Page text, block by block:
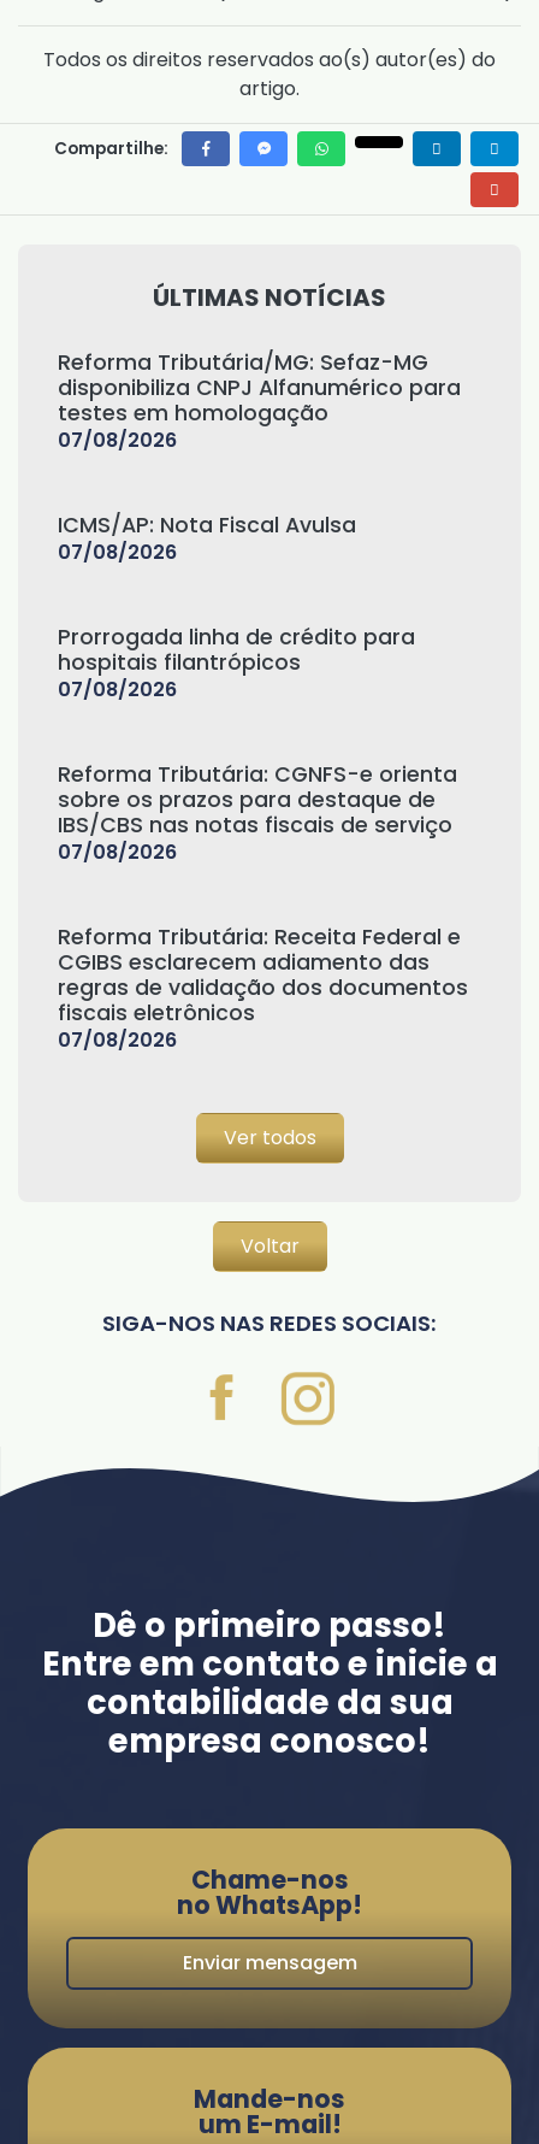
Todos os direitos reservados ao(s) autor(es) do
artigo.
Compartilhe:
ÚLTIMAS NOTÍCIAS
Reforma Tributária/MG: Sefaz-MG
disponibiliza CNPJ Alfanumérico para
testes em homologação
07/08/2026
ICMS/AP: Nota Fiscal Avulsa
07/08/2026
Prorrogada linha de crédito para
hospitais filantrópicos
07/08/2026
Reforma Tributária: CGNFS-e orienta
sobre os prazos para destaque de
IBS/CBS nas notas fiscais de serviço
07/08/2026
Reforma Tributária: Receita Federal e
CGIBS esclarecem adiamento das
regras de validação dos documentos
fiscais eletrônicos
07/08/2026
Ver todos
Voltar
SIGA-NOS NAS REDES SOCIAIS:
Dê o primeiro passo!
Entre em contato e inicie a
contabilidade da sua
empresa conosco!
Chame-nos
no WhatsApp!
Enviar mensagem
Mande-nos
um E-mail!